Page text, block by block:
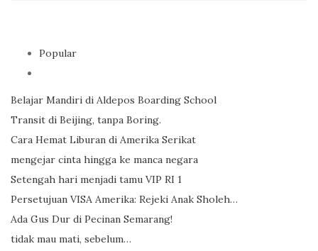
Popular
Belajar Mandiri di Aldepos Boarding School
Transit di Beijing, tanpa Boring.
Cara Hemat Liburan di Amerika Serikat
mengejar cinta hingga ke manca negara
Setengah hari menjadi tamu VIP RI 1
Persetujuan VISA Amerika: Rejeki Anak Sholeh…
Ada Gus Dur di Pecinan Semarang!
tidak mau mati, sebelum…